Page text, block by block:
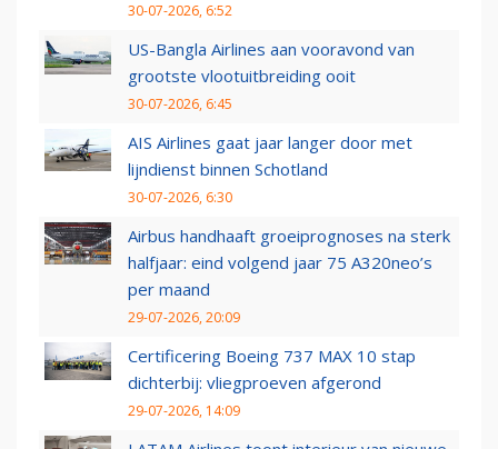
30-07-2026, 6:52
US-Bangla Airlines aan vooravond van
grootste vlootuitbreiding ooit
30-07-2026, 6:45
AIS Airlines gaat jaar langer door met
lijndienst binnen Schotland
30-07-2026, 6:30
Airbus handhaaft groeiprognoses na sterk
halfjaar: eind volgend jaar 75 A320neo’s
per maand
29-07-2026, 20:09
Certificering Boeing 737 MAX 10 stap
dichterbij: vliegproeven afgerond
29-07-2026, 14:09